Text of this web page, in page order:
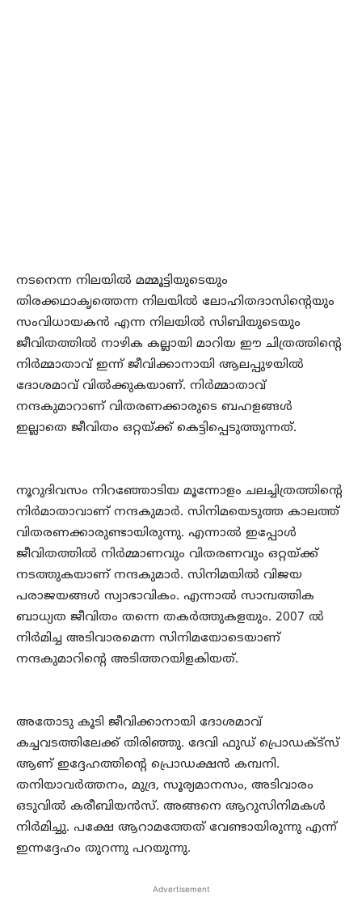
നടനെന്ന നിലയില്‍ മമ്മൂട്ടിയുടെയും
തിരക്കഥാകൃത്തെന്ന നിലയില്‍ ലോഹിതദാസിന്റെയും
സംവിധായകന്‍ എന്ന നിലയില്‍ സിബിയുടെയും
ജീവിതത്തില്‍ നാഴിക കല്ലായി മാറിയ ഈ ചിത്രത്തിന്റെ
നിര്‍മ്മാതാവ് ഇന്ന് ജീവിക്കാനായി ആലപ്പുഴയില്‍
ദോശമാവ് വില്‍ക്കുകയാണ്. നിര്‍മ്മാതാവ്
നന്ദകുമാറാണ് വിതരണക്കാരുടെ ബഹളങ്ങള്‍
ഇല്ലാതെ ജീവിതം ഒറ്റയ്ക്ക് കെട്ടിപ്പെടുത്തുന്നത്.
നൂറുദിവസം നിറഞ്ഞോടിയ മൂന്നോളം ചലച്ചിത്രത്തിന്റെ
നിര്‍മാതാവാണ് നന്ദകുമാര്‍. സിനിമയെടുത്ത കാലത്ത്
വിതരണക്കാരുണ്ടായിരുന്നു. എന്നാല്‍ ഇപ്പോള്‍
ജീവിതത്തില്‍ നിര്‍മ്മാണവും വിതരണവും ഒറ്റയ്ക്ക്
നടത്തുകയാണ് നന്ദകുമാര്‍. സിനിമയില്‍ വിജയ
പരാജയങ്ങള്‍ സ്വാഭാവികം. എന്നാല്‍ സാമ്പത്തിക
ബാധ്യത ജീവിതം തന്നെ തകര്‍ത്തുകളയും. 2007 ല്‍
നിര്‍മിച്ച അടിവാരമെന്ന സിനിമയോടെയാണ്
നന്ദകുമാറിന്റെ അടിത്തറയിളകിയത്.
അതോടു കൂടി ജീവിക്കാനായി ദോശമാവ്
കച്ചവടത്തിലേക്ക് തിരിഞ്ഞു. ദേവി ഫുഡ് പ്രൊഡക്ട്‌സ്
ആണ് ഇദ്ദേഹത്തിന്റെ പ്രൊഡക്ഷന്‍ കമ്പനി.
തനിയാവര്‍ത്തനം, മുദ്ര, സൂര്യമാനസം, അടിവാരം
ഒടുവില്‍ കരീബിയന്‍സ്. അങ്ങനെ ആറുസിനിമകള്‍
നിര്‍മിച്ചു. പക്ഷേ ആറാമത്തേത് വേണ്ടായിരുന്നു എന്ന്
ഇന്നദ്ദേഹം തുറന്നു പറയുന്നു.
Advertisement